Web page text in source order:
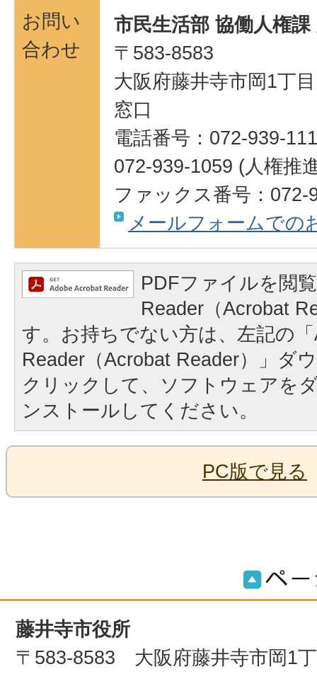
お問い
合わせ
市民生活部 協働人権
〒583-8583
大阪府藤井寺市岡1丁
窓口
電話番号：072-939-
072-939-1059 (人権推
ファックス番号：072-
メールフォームでの
PDFファイルを閲
Reader（Acrobat
す。お持ちでない方は、左記の
Reader（Acrobat Reader）」ダ
クリックして、ソフトウェアを
ンストールしてください。
PC版で見る
藤井寺市役所
〒583-8583 大阪府藤井寺市岡1